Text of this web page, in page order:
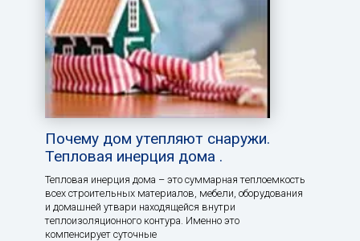
Почему дом утепляют снаружи.
Тепловая инерция дома .
Тепловая инерция дома – это суммарная теплоемкость
всех строительных материалов, мебели, оборудования
и домашней утвари находящейся внутри
теплоизоляционного контура. Именно это
компенсирует суточные